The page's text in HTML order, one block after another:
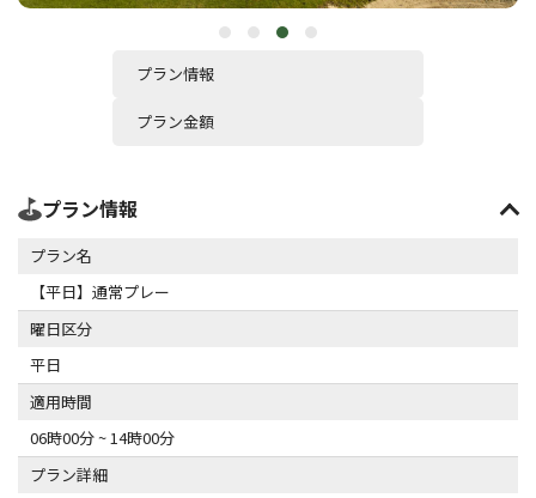
プラン情報
プラン金額
プラン情報
プラン名
【平日】通常プレー
曜日区分
平日
適用時間
06時00分 ~ 14時00分
プラン詳細